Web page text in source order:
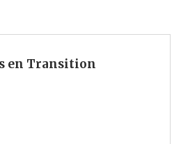
en Transition